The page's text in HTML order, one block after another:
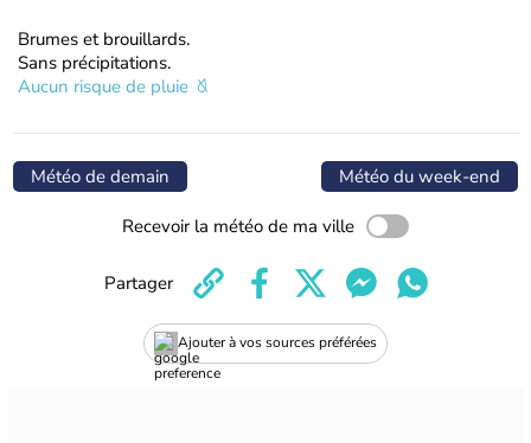
Brumes et brouillards.
Sans précipitations.
Aucun risque de pluie
Météo de demain Météo du week-end
Recevoir la météo de ma ville
Ajouter à vos sources préférées
Partager